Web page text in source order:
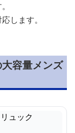
します。
容量メンズ